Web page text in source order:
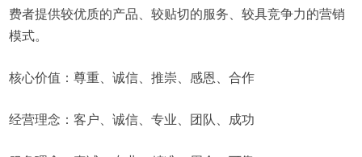
费者提供较优质的产品、较贴切的服务、较具竞争力的营销
模式。
核心价值：尊重、诚信、推崇、感恩、合作
经营理念：客户、诚信、专业、团队、成功